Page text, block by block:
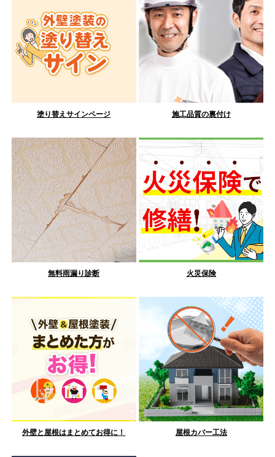
塗り替えサインページ 施工品質の裏付け
無料雨漏り診断 火災保険
外壁と屋根はまとめてお得に！ 屋根カバー工法